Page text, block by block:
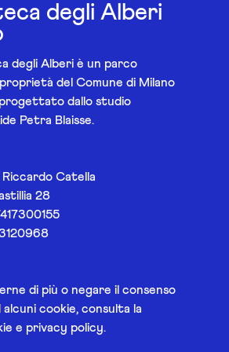
degli Alberi
degli Alberi è un parco
del Comune di Milano
dallo studio
Petra Blaisse.
Riccardo Catella
28
di più o negare il consenso
cookie, consulta la
e privacy policy.